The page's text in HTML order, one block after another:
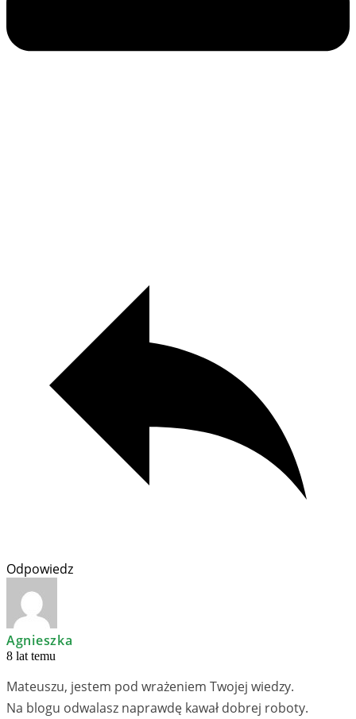
Odpowiedz
Agnieszka
8 lat temu
Mateuszu, jestem pod wrażeniem Twojej wiedzy.
Na blogu odwalasz naprawdę kawał dobrej roboty.